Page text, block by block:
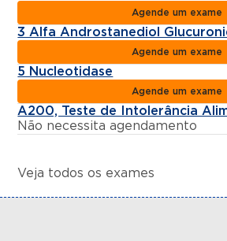
Agende um exame
3 Alfa Androstanediol
Agende um exame
5 Nucleotidase
Agende um exame
A200, Teste de Intolerância
Não necessita agendamento
Veja todos os exames